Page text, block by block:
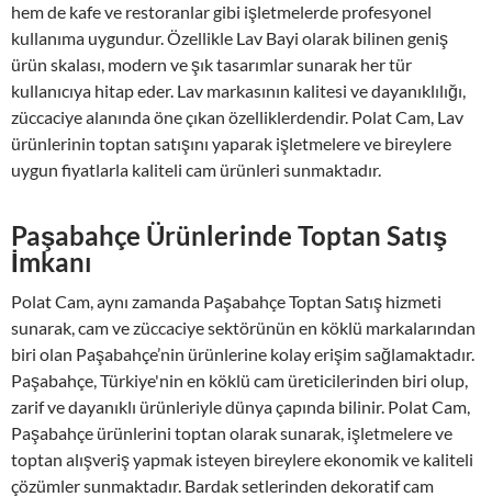
hem de kafe ve restoranlar gibi işletmelerde profesyonel
kullanıma uygundur. Özellikle Lav Bayi olarak bilinen geniş
ürün skalası, modern ve şık tasarımlar sunarak her tür
kullanıcıya hitap eder. Lav markasının kalitesi ve dayanıklılığı,
züccaciye alanında öne çıkan özelliklerdendir. Polat Cam, Lav
ürünlerinin toptan satışını yaparak işletmelere ve bireylere
uygun fiyatlarla kaliteli cam ürünleri sunmaktadır.
Paşabahçe Ürünlerinde Toptan Satış
İmkanı
Polat Cam, aynı zamanda Paşabahçe Toptan Satış hizmeti
sunarak, cam ve züccaciye sektörünün en köklü markalarından
biri olan Paşabahçe’nin ürünlerine kolay erişim sağlamaktadır.
Paşabahçe, Türkiye'nin en köklü cam üreticilerinden biri olup,
zarif ve dayanıklı ürünleriyle dünya çapında bilinir. Polat Cam,
Paşabahçe ürünlerini toptan olarak sunarak, işletmelere ve
toptan alışveriş yapmak isteyen bireylere ekonomik ve kaliteli
çözümler sunmaktadır. Bardak setlerinden dekoratif cam